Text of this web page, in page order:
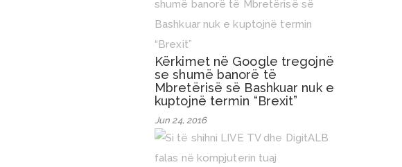
Kërkimet në Google tregojnë
se shumë banorë të
Mbretërisë së Bashkuar nuk e
kuptojnë termin “Brexit”
Jun 24, 2016